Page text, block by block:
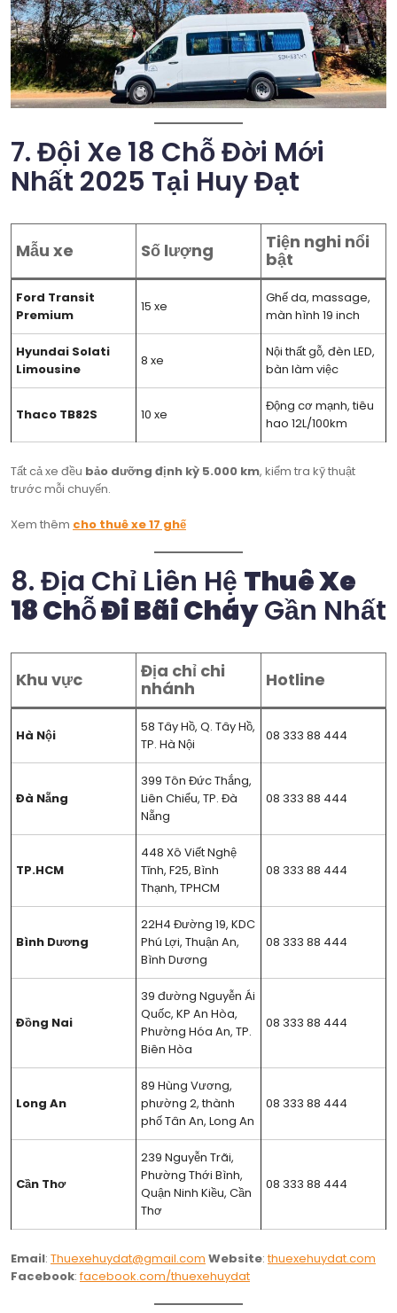
7. Đội Xe 18 Chỗ Đời Mới
Nhất 2025 Tại Huy Đạt
Mẫu xe Số lượng
Tiện nghi nổi
bật
Ford Transit
Premium
15 xe
Ghế da, massage,
màn hình 19 inch
Hyundai Solati
Limousine
8 xe
Nội thất gỗ, đèn LED,
bàn làm việc
Thaco TB82S 10 xe
Động cơ mạnh, tiêu
hao 12L/100km
Tất cả xe đều bảo dưỡng định kỳ 5.000 km, kiểm tra kỹ thuật
trước mỗi chuyến.
Xem thêm cho thuê xe 17 ghế
8. Địa Chỉ Liên Hệ Thuê Xe
18 Chỗ Đi Bãi CháyGần Nhất
Khu vực
Địa chỉ chi
nhánh
Hotline
Hà Nội
58 Tây Hồ, Q. Tây Hồ,
TP. Hà Nội
08 333 88 444
Đà Nẵng
399 Tôn Đức Thắng,
Liên Chiểu, TP. Đà
Nẵng
08 333 88 444
TP.HCM
448 Xô Viết Nghệ
Tĩnh, F25, Bình
Thạnh, TPHCM
08 333 88 444
Bình Dương
22H4 Đường 19, KDC
Phú Lợi, Thuận An,
Bình Dương
08 333 88 444
Đồng Nai
39 đường Nguyễn Ái
Quốc, KP An Hòa,
Phường Hóa An, TP.
Biên Hòa
08 333 88 444
Long An
89 Hùng Vương,
phường 2, thành
phố Tân An, Long An
08 333 88 444
Cần Thơ
239 Nguyễn Trãi,
Phường Thới Bình,
Quận Ninh Kiều, Cần
Thơ
08 333 88 444
Email: Thuexehuydat@gmail.com Website:thuexehuydat.com
Facebook:facebook.com/thuexehuydat